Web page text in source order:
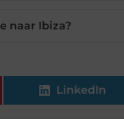
naar Ibiza?
LinkedIn